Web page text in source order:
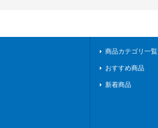
商品カテゴリ一覧
おすすめ商品
新着商品